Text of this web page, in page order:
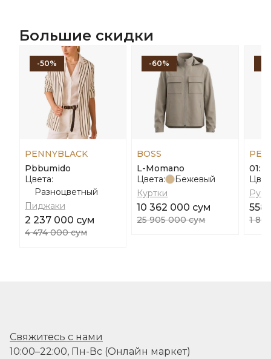
Большие скидки
-50%
PENNYBLACK
Pbbumido
Цвета:
Разноцветный
Пиджаки
2 237 000 сум
4 474 000 сум
-60%
BOSS
L-Momano
Цвета:
Бежевый
Куртки
10 362 000 сум
25 905 000 сум
01:
558
1
Свяжитесь с нами
10:00–22:00, Пн-Вс (Онлайн маркет)